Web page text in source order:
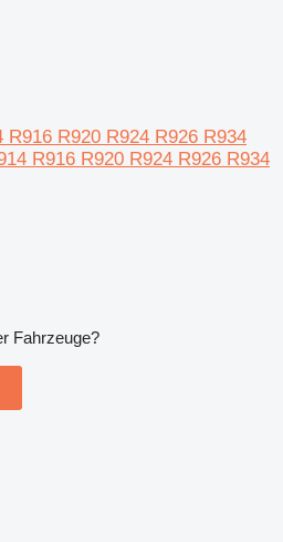
R920 R924 R926 R934
R916 R920 R924 R926 R934
Fahrzeuge?